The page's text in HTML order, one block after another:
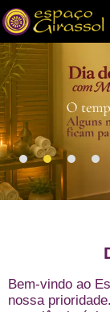
Bem-vindo ao
nossa